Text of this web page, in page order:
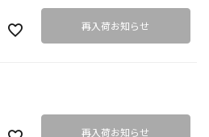
再入荷お知らせ
再入荷お知らせ